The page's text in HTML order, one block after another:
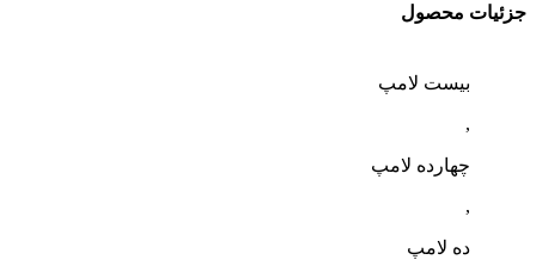
جزئیات محصول
بیست لامپ
,
چهارده لامپ
,
ده لامپ